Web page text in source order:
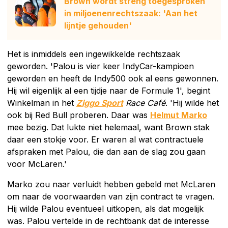
in miljoenenrechtszaak: 'Aan het
lijntje gehouden'
Het is inmiddels een ingewikkelde rechtszaak
geworden. 'Palou is vier keer IndyCar-kampioen
geworden en heeft de Indy500 ook al eens gewonnen.
Hij wil eigenlijk al een tijdje naar de Formule 1', begint
Winkelman in het Ziggo SportRace Café. 'Hij wilde het
ook bij Red Bull proberen. Daar was Helmut Marko
mee bezig. Dat lukte niet helemaal, want Brown stak
daar een stokje voor. Er waren al wat contractuele
afspraken met Palou, die dan aan de slag zou gaan
voor McLaren.'
Marko zou naar verluidt hebben gebeld met McLaren
om naar de voorwaarden van zijn contract te vragen.
Hij wilde Palou eventueel uitkopen, als dat mogelijk
was. Palou vertelde in de rechtbank dat de interesse